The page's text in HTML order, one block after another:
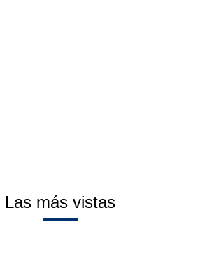
Las más vistas